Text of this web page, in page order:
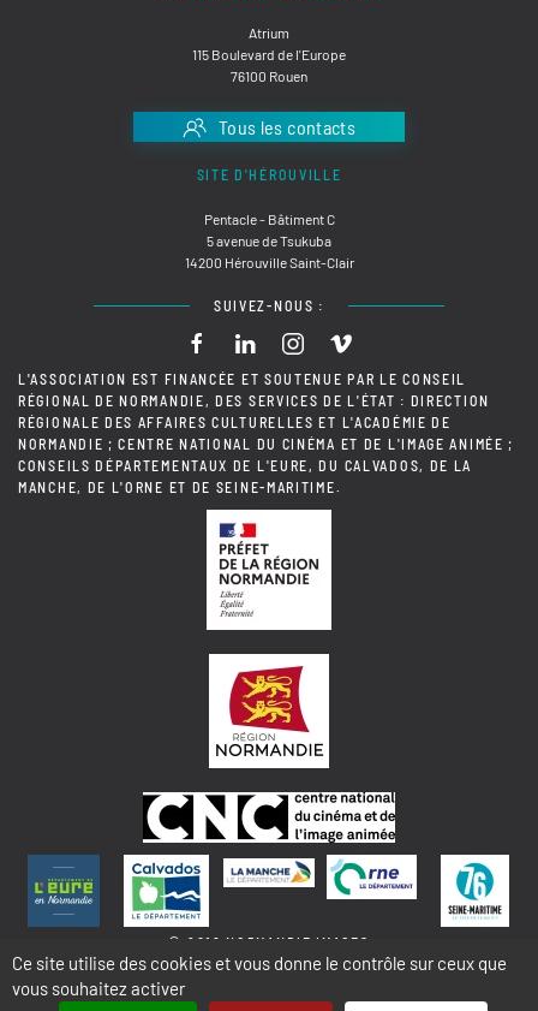
Atrium
115 Boulevard de l'Europe
76100 Rouen
Tous les contacts
SITE D'HÉROUVILLE
Pentacle - Bâtiment C
5 avenue de Tsukuba
14200 Hérouville Saint-Clair
SUIVEZ-NOUS :
L'ASSOCIATION EST FINANCÉE ET SOUTENUE PAR LE CONSEIL
RÉGIONAL DE NORMANDIE, DES SERVICES DE L'ÉTAT : DIRECTION
RÉGIONALE DES AFFAIRES CULTURELLES ET L'ACADÉMIE DE
NORMANDIE ; CENTRE NATIONAL DU CINÉMA ET DE L'IMAGE ANIMÉE ;
CONSEILS DÉPARTEMENTAUX DE L'EURE, DU CALVADOS, DE LA
MANCHE, DE L'ORNE ET DE SEINE-MARITIME.
© 2018 NORMANDIE IMAGES
Ce site utilise des cookies et vous donne le contrôle sur ceux que
vous souhaitez activer